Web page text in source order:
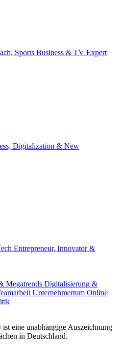
Sports Business & TV Expert
Digitalization & New
Entrepreneur, Innovator &
Megatrends Digitalisierung &
Unternehmertum Online
eine unabhängige Auszeichnung
in Deutschland.